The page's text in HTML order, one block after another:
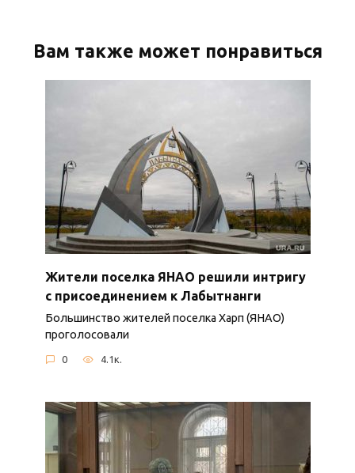
Вам также может понравиться
Жители поселка ЯНАО решили интригу
с присоединением к Лабытнанги
Большинство жителей поселка Харп (ЯНАО)
проголосовали
0 4.1к.